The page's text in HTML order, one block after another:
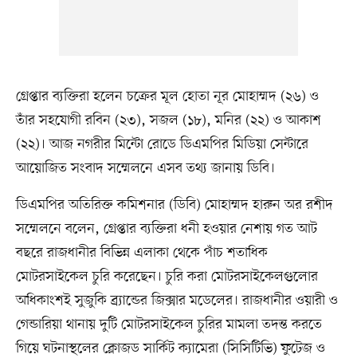
গ্রেপ্তার ব্যক্তিরা হলেন চক্রের মূল হোতা নূর মোহাম্মদ (২৬) ও
তাঁর সহযোগী রবিন (২৩), সজল (১৮), মনির (২২) ও আকাশ
(২২)। আজ নগরীর মিন্টো রোডে ডিএমপির মিডিয়া সেন্টারে
আয়োজিত সংবাদ সম্মেলনে এসব তথ্য জানায় ডিবি।
ডিএমপির অতিরিক্ত কমিশনার (ডিবি) মোহাম্মদ হারুন অর রশীদ
সম্মেলনে বলেন, গ্রেপ্তার ব্যক্তিরা ধনী হওয়ার নেশায় গত আট
বছরে রাজধানীর বিভিন্ন এলাকা থেকে পাঁচ শতাধিক
মোটরসাইকেল চুরি করেছেন। চুরি করা মোটরসাইকেলগুলোর
অধিকাংশই সুজুকি ব্র্যান্ডের জিক্সার মডেলের। রাজধানীর ওয়ারী ও
গেন্ডারিয়া থানায় দুটি মোটরসাইকেল চুরির মামলা তদন্ত করতে
গিয়ে ঘটনাস্থলের ক্লোজড সার্কিট ক্যামেরা (সিসিটিভি) ফুটেজ ও